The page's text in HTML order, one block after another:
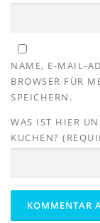
NAME, E-MAIL-
BROWSER FÜR
SPEICHERN.
WAS IST HIER
KUCHEN?